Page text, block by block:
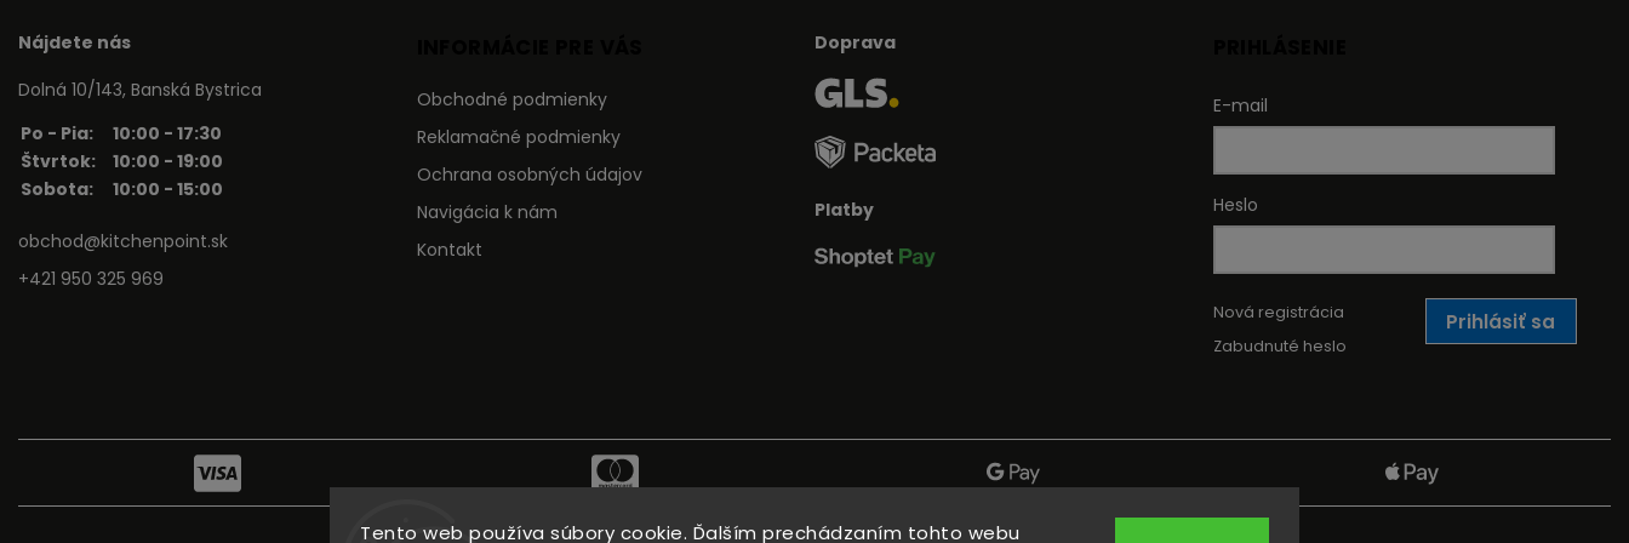
Tento web používa súbory cookie. Ďalším prechádzaním tohto webu
Nájdete nás
Dolná 10/143, Banská Bystrica
Po - Pia:
10:00 - 17:30
Štvrtok:
10:00 - 19:00
Sobota:
10:00 - 15:00
obchod@kitchenpoint.sk
+421 950 325 969
Obchodné podmienky
Reklamačné podmienky
Ochrana osobných údajov
Navigácia k nám
Kontakt
Doprava
Platby
E-mail
Heslo
Prihlásiť sa
Nová registrácia
Zabudnuté heslo